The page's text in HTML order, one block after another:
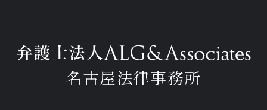
名古屋法律事務所